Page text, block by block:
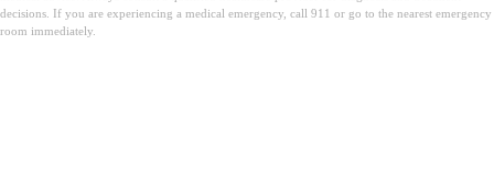
decisions. If you are experiencing a medical emergency, call 911 or go to the nearest emergency
room immediately.